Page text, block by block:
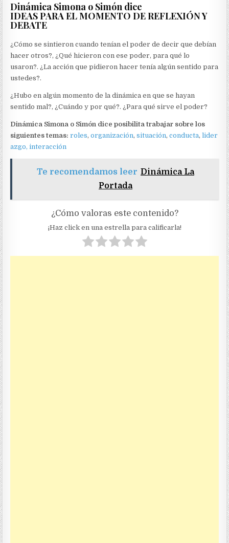
Dinámica Simona o Simón dice
IDEAS PARA EL MOMENTO DE REFLEXIÓN Y
DEBATE
¿Cómo se sintieron cuando tenían el poder de decir que debían
hacer otros?, ¿Qué hicieron con ese poder, para qué lo
usaron?. ¿La acción que pidieron hacer tenía algún sentido para
ustedes?.
¿Hubo en algún momento de la dinámica en que se hayan
sentido mal?, ¿Cuándo y por qué?. ¿Para qué sirve el poder?
Dinámica Simona o Simón dice posibilita trabajar sobre los
siguientes temas: roles,organización,situación,conducta,lider
azgo,interacción
Te recomendamos leer Dinámica La
Portada
¿Cómo valoras este contenido?
¡Haz click en una estrella para calificarla!